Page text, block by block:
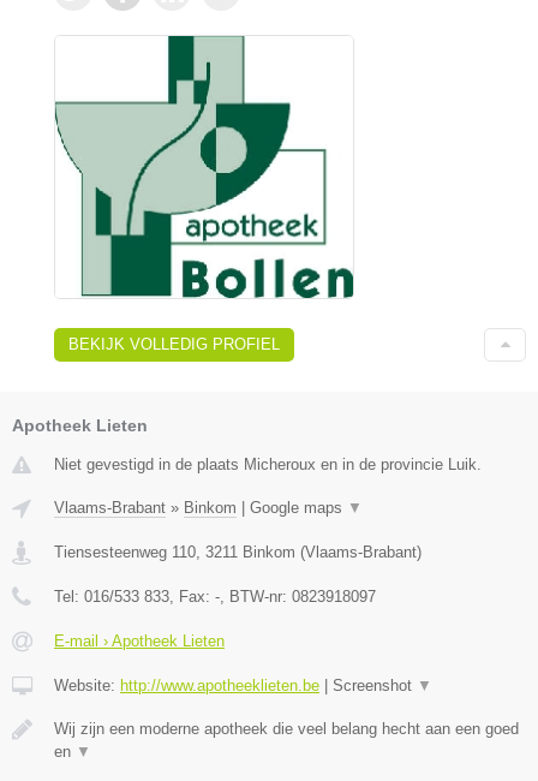
BEKIJK VOLLEDIG PROFIEL
Apotheek Lieten
Niet gevestigd in de plaats Micheroux en in de provincie Luik.
Vlaams-Brabant » Binkom Google maps ▼
Tiensesteenweg 110 3211 Binkom (Vlaams-Brabant)
Tel: 016/533 833 , Fax: - , BTW-nr: 0823918097
E-mail › Apotheek Lieten
Website: http://www.apotheeklieten.be Screenshot ▼
Wij zijn een moderne apotheek die veel belang hecht aan een goed
en ▼